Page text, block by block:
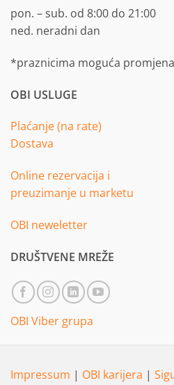
pon. – sub. od 8:00 do 21:00
ned. neradni dan
*praznicima moguća
OBI USLUGE
Plaćanje (na rate)
Dostava
Online rezervacija i
preuzimanje u marketu
OBI neweletter
DRUŠTVENE MREŽE
OBI Viber grupa
Impressum | OBI karijera |